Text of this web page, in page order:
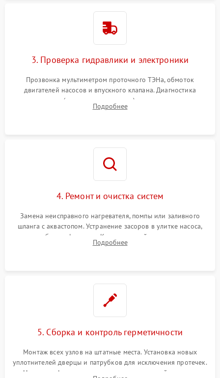
3. Проверка гидравлики и электроники
Прозвонка мультиметром проточного ТЭНа, обмоток
двигателей насосов и впускного клапана. Диагностика
прессостата (датчика уровня воды), датчика мутности,
концевика дверцы и электронного модуля управления.
Подробнее
4. Ремонт и очистка систем
Замена неисправного нагревателя, помпы или заливного
шланга с аквастопом. Устранение засоров в улитке насоса,
патрубках и фильтрах. Компонентный ремонт платы
управления, восстановление поврежденной проводки.
Подробнее
5. Сборка и контроль герметичности
Монтаж всех узлов на штатные места. Установка новых
уплотнителей дверцы и патрубков для исключения протечек.
Надежная фиксация хомутов гидравлической системы,